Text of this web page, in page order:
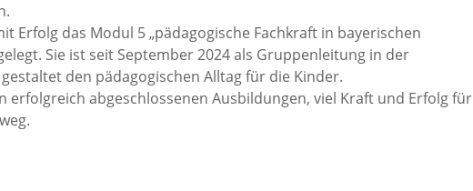
Erfolg das Modul 5 „pädagogische Fachkraft in bayerischen
Sie ist seit September 2024 als Gruppenleitung in der
den pädagogischen Alltag für die Kinder.
erfolgreich abgeschlossenen Ausbildungen, viel Kraft und Erfolg für